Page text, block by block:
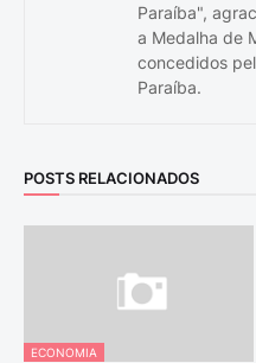
Paraíba",
a Medalha de
concedidos
Paraíba.
POSTS RELACIONADOS
ECONOMIA